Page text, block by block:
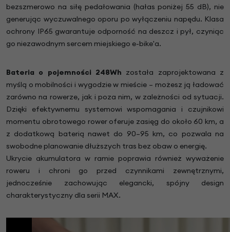
bezszmerowo na siłę pedałowania (hałas poniżej 55 dB), nie
generując wyczuwalnego oporu po wyłączeniu napędu. Klasa
ochrony IP65 gwarantuje odporność na deszcz i pył, czyniąc
go niezawodnym sercem miejskiego e-bike'a.
Bateria o pojemności 248Wh została zaprojektowana z
myślą o mobilności i wygodzie w mieście – możesz ją ładować
zarówno na rowerze, jak i poza nim, w zależności od sytuacji.
Dzięki efektywnemu systemowi wspomagania i czujnikowi
momentu obrotowego rower oferuje zasięg do około 60 km, a
z dodatkową baterią nawet do 90–95 km, co pozwala na
swobodne planowanie dłuższych tras bez obaw o energię.
Ukrycie akumulatora w ramie poprawia również wyważenie
roweru i chroni go przed czynnikami zewnętrznymi,
jednocześnie zachowując elegancki, spójny design
charakterystyczny dla serii MAX.